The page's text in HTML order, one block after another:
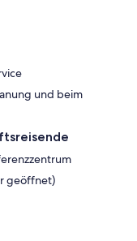
und beim
geöffnet)